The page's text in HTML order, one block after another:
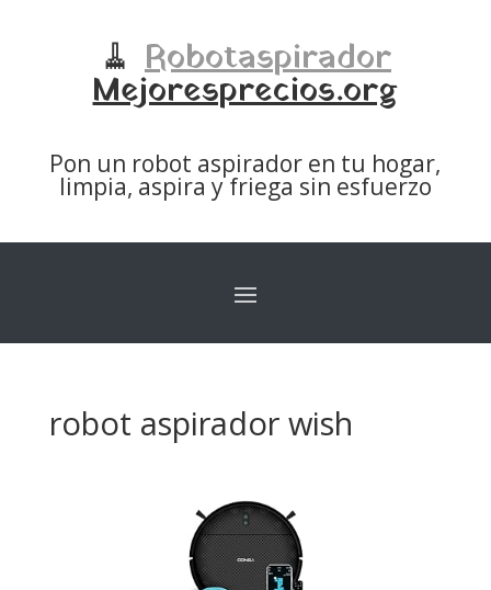
🧹 Robotaspirador
Mejoresprecios.org
Pon un robot aspirador en tu hogar,
limpia, aspira y friega sin esfuerzo
robot aspirador wish